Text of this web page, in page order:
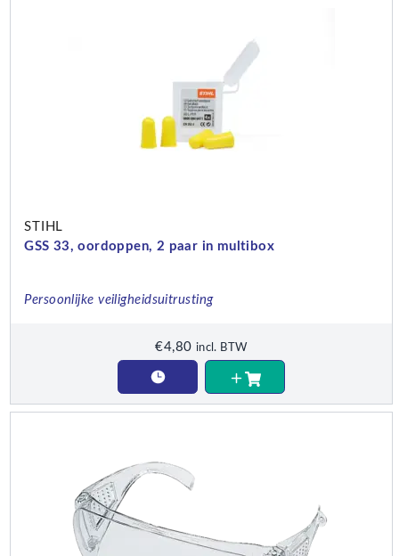
STIHL
GSS 33, oordoppen, 2 paar in multibox
Persoonlijke veiligheidsuitrusting
€4,80 incl. BTW